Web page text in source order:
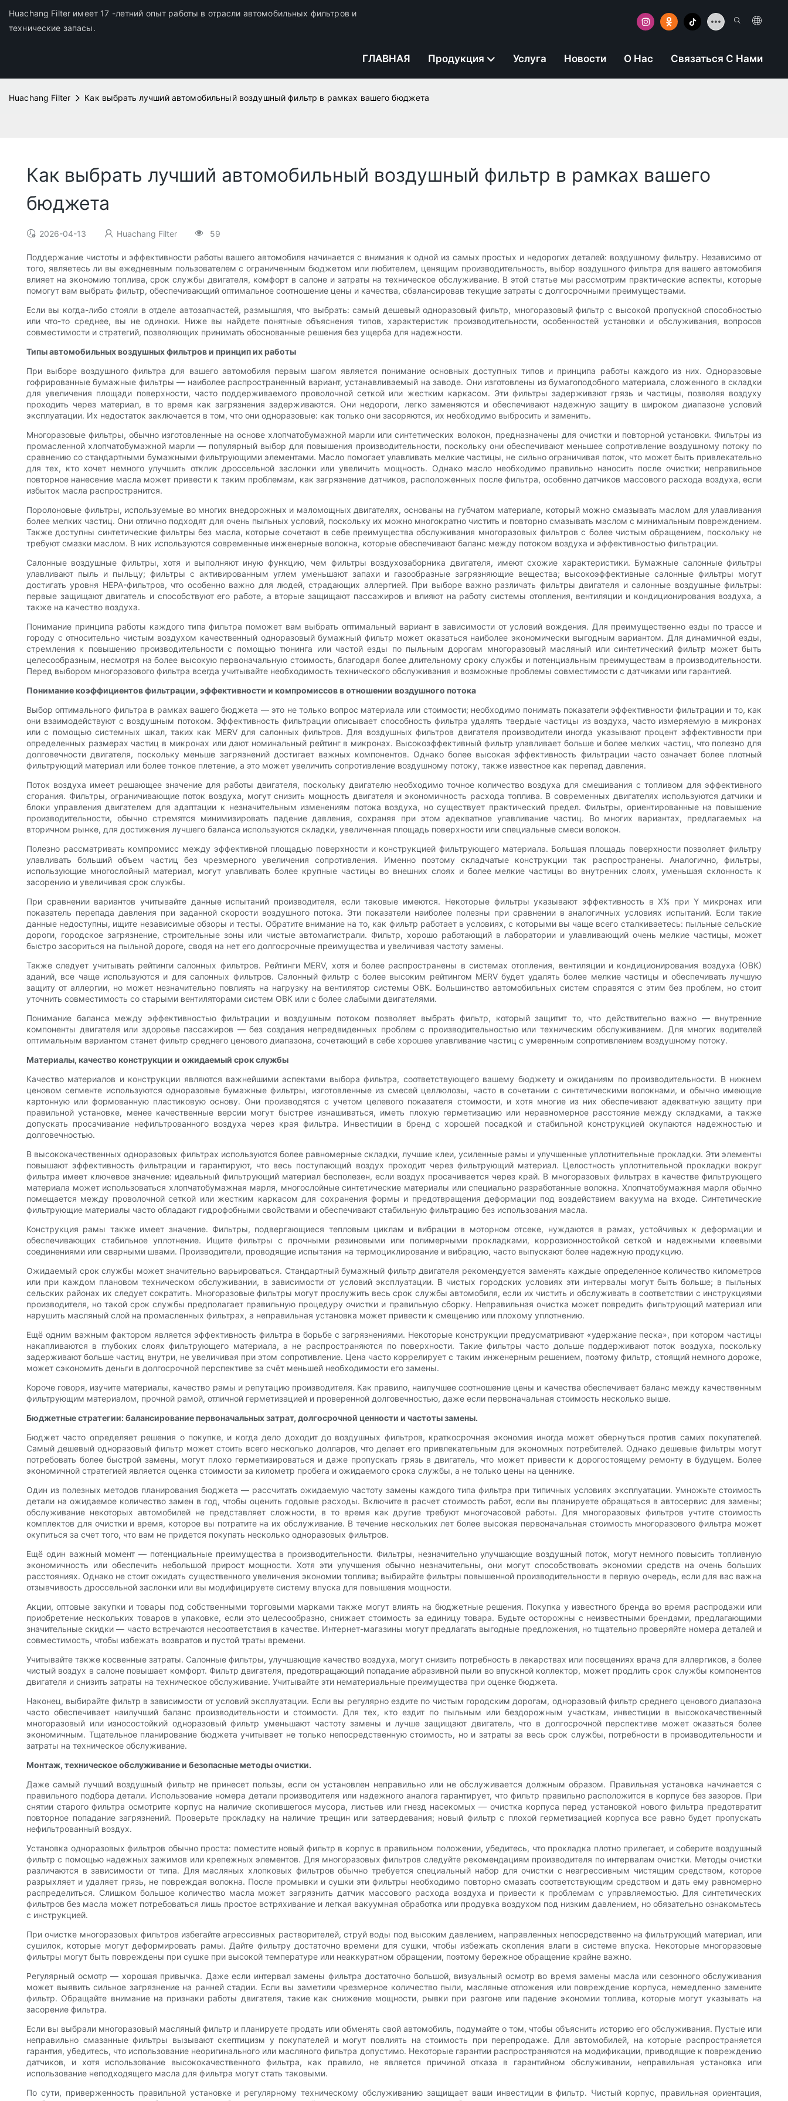
Huachang Filter имеет 17 -летний опыт работы в отрасли автомобильных фильтров и
технические запасы.
ГЛАВНАЯ Продукция Услуга Новости О Нас Связаться С Нами
Huachang Filter Как выбрать лучший автомобильный воздушный фильтр в рамках вашего бюджета
Как выбрать лучший автомобильный воздушный фильтр в рамках вашего
бюджета
2026-04-13 Huachang Filter 59
Поддержание чистоты и эффективности работы вашего автомобиля начинается с внимания к одной из самых простых и недорогих деталей: воздушному фильтру. Независимо от
того, являетесь ли вы ежедневным пользователем с ограниченным бюджетом или любителем, ценящим производительность, выбор воздушного фильтра для вашего автомобиля
влияет на экономию топлива, срок службы двигателя, комфорт в салоне и затраты на техническое обслуживание. В этой статье мы рассмотрим практические аспекты, которые
помогут вам выбрать фильтр, обеспечивающий оптимальное соотношение цены и качества, сбалансировав текущие затраты с долгосрочными преимуществами.
Если вы когда-либо стояли в отделе автозапчастей, размышляя, что выбрать: самый дешевый одноразовый фильтр, многоразовый фильтр с высокой пропускной способностью
или что-то среднее, вы не одиноки. Ниже вы найдете понятные объяснения типов, характеристик производительности, особенностей установки и обслуживания, вопросов
совместимости и стратегий, позволяющих принимать обоснованные решения без ущерба для надежности.
Типы автомобильных воздушных фильтров и принцип их работы
При выборе воздушного фильтра для вашего автомобиля первым шагом является понимание основных доступных типов и принципа работы каждого из них. Одноразовые
гофрированные бумажные фильтры — наиболее распространенный вариант, устанавливаемый на заводе. Они изготовлены из бумагоподобного материала, сложенного в складки
для увеличения площади поверхности, часто поддерживаемого проволочной сеткой или жестким каркасом. Эти фильтры задерживают грязь и частицы, позволяя воздуху
проходить через материал, в то время как загрязнения задерживаются. Они недороги, легко заменяются и обеспечивают надежную защиту в широком диапазоне условий
эксплуатации. Их недостаток заключается в том, что они одноразовые: как только они засоряются, их необходимо выбросить и заменить.
Многоразовые фильтры, обычно изготовленные на основе хлопчатобумажной марли или синтетических волокон, предназначены для очистки и повторной установки. Фильтры из
промасленной хлопчатобумажной марли — популярный выбор для повышения производительности, поскольку они обеспечивают меньшее сопротивление воздушному потоку по
сравнению со стандартными бумажными фильтрующими элементами. Масло помогает улавливать мелкие частицы, не сильно ограничивая поток, что может быть привлекательно
для тех, кто хочет немного улучшить отклик дроссельной заслонки или увеличить мощность. Однако масло необходимо правильно наносить после очистки; неправильное
повторное нанесение масла может привести к таким проблемам, как загрязнение датчиков, расположенных после фильтра, особенно датчиков массового расхода воздуха, если
избыток масла распространится.
Поролоновые фильтры, используемые во многих внедорожных и маломощных двигателях, основаны на губчатом материале, который можно смазывать маслом для улавливания
более мелких частиц. Они отлично подходят для очень пыльных условий, поскольку их можно многократно чистить и повторно смазывать маслом с минимальным повреждением.
Также доступны синтетические фильтры без масла, которые сочетают в себе преимущества обслуживания многоразовых фильтров с более чистым обращением, поскольку не
требуют смазки маслом. В них используются современные инженерные волокна, которые обеспечивают баланс между потоком воздуха и эффективностью фильтрации.
Салонные воздушные фильтры, хотя и выполняют иную функцию, чем фильтры воздухозаборника двигателя, имеют схожие характеристики. Бумажные салонные фильтры
улавливают пыль и пыльцу; фильтры с активированным углем уменьшают запахи и газообразные загрязняющие вещества; высокоэффективные салонные фильтры могут
достигать уровня HEPA-фильтров, что особенно важно для людей, страдающих аллергией. При выборе важно различать фильтры двигателя и салонные воздушные фильтры:
первые защищают двигатель и способствуют его работе, а вторые защищают пассажиров и влияют на работу системы отопления, вентиляции и кондиционирования воздуха, а
также на качество воздуха.
Понимание принципа работы каждого типа фильтра поможет вам выбрать оптимальный вариант в зависимости от условий вождения. Для преимущественно езды по трассе и
городу с относительно чистым воздухом качественный одноразовый бумажный фильтр может оказаться наиболее экономически выгодным вариантом. Для динамичной езды,
стремления к повышению производительности с помощью тюнинга или частой езды по пыльным дорогам многоразовый масляный или синтетический фильтр может быть
целесообразным, несмотря на более высокую первоначальную стоимость, благодаря более длительному сроку службы и потенциальным преимуществам в производительности.
Перед выбором многоразового фильтра всегда учитывайте необходимость технического обслуживания и возможные проблемы совместимости с датчиками или гарантией.
Понимание коэффициентов фильтрации, эффективности и компромиссов в отношении воздушного потока
Выбор оптимального фильтра в рамках вашего бюджета — это не только вопрос материала или стоимости; необходимо понимать показатели эффективности фильтрации и то, как
они взаимодействуют с воздушным потоком. Эффективность фильтрации описывает способность фильтра удалять твердые частицы из воздуха, часто измеряемую в микронах
или с помощью системных шкал, таких как MERV для салонных фильтров. Для воздушных фильтров двигателя производители иногда указывают процент эффективности при
определенных размерах частиц в микронах или дают номинальный рейтинг в микронах. Высокоэффективный фильтр улавливает больше и более мелких частиц, что полезно для
долговечности двигателя, поскольку меньше загрязнений достигает важных компонентов. Однако более высокая эффективность фильтрации часто означает более плотный
фильтрующий материал или более тонкое плетение, а это может увеличить сопротивление воздушному потоку, также известное как перепад давления.
Поток воздуха имеет решающее значение для работы двигателя, поскольку двигателю необходимо точное количество воздуха для смешивания с топливом для эффективного
сгорания. Фильтры, ограничивающие поток воздуха, могут снизить мощность двигателя и экономичность расхода топлива. В современных двигателях используются датчики и
блоки управления двигателем для адаптации к незначительным изменениям потока воздуха, но существует практический предел. Фильтры, ориентированные на повышение
производительности, обычно стремятся минимизировать падение давления, сохраняя при этом адекватное улавливание частиц. Во многих вариантах, предлагаемых на
вторичном рынке, для достижения лучшего баланса используются складки, увеличенная площадь поверхности или специальные смеси волокон.
Полезно рассматривать компромисс между эффективной площадью поверхности и конструкцией фильтрующего материала. Большая площадь поверхности позволяет фильтру
улавливать больший объем частиц без чрезмерного увеличения сопротивления. Именно поэтому складчатые конструкции так распространены. Аналогично, фильтры,
использующие многослойный материал, могут улавливать более крупные частицы во внешних слоях и более мелкие частицы во внутренних слоях, уменьшая склонность к
засорению и увеличивая срок службы.
При сравнении вариантов учитывайте данные испытаний производителя, если таковые имеются. Некоторые фильтры указывают эффективность в X% при Y микронах или
показатель перепада давления при заданной скорости воздушного потока. Эти показатели наиболее полезны при сравнении в аналогичных условиях испытаний. Если такие
данные недоступны, ищите независимые обзоры и тесты. Обратите внимание на то, как фильтр работает в условиях, с которыми вы чаще всего сталкиваетесь: пыльные сельские
дороги, городское загрязнение, строительные зоны или чистые автомагистрали. Фильтр, хорошо работающий в лаборатории и улавливающий очень мелкие частицы, может
быстро засориться на пыльной дороге, сводя на нет его долгосрочные преимущества и увеличивая частоту замены.
Также следует учитывать рейтинги салонных фильтров. Рейтинги MERV, хотя и более распространены в системах отопления, вентиляции и кондиционирования воздуха (ОВК)
зданий, все чаще используются и для салонных фильтров. Салонный фильтр с более высоким рейтингом MERV будет удалять более мелкие частицы и обеспечивать лучшую
защиту от аллергии, но может незначительно повлиять на нагрузку на вентилятор системы ОВК. Большинство автомобильных систем справятся с этим без проблем, но стоит
уточнить совместимость со старыми вентиляторами систем ОВК или с более слабыми двигателями.
Понимание баланса между эффективностью фильтрации и воздушным потоком позволяет выбрать фильтр, который защитит то, что действительно важно — внутренние
компоненты двигателя или здоровье пассажиров — без создания непредвиденных проблем с производительностью или техническим обслуживанием. Для многих водителей
оптимальным вариантом станет фильтр среднего ценового диапазона, сочетающий в себе хорошее улавливание частиц с умеренным сопротивлением воздушному потоку.
Материалы, качество конструкции и ожидаемый срок службы
Качество материалов и конструкции являются важнейшими аспектами выбора фильтра, соответствующего вашему бюджету и ожиданиям по производительности. В нижнем
ценовом сегменте используются одноразовые бумажные фильтры, изготовленные из смесей целлюлозы, часто в сочетании с синтетическими волокнами, и обычно имеющие
картонную или формованную пластиковую основу. Они производятся с учетом целевого показателя стоимости, и хотя многие из них обеспечивают адекватную защиту при
правильной установке, менее качественные версии могут быстрее изнашиваться, иметь плохую герметизацию или неравномерное расстояние между складками, а также
допускать просачивание нефильтрованного воздуха через края фильтра. Инвестиции в бренд с хорошей посадкой и стабильной конструкцией окупаются надежностью и
долговечностью.
В высококачественных одноразовых фильтрах используются более равномерные складки, лучшие клеи, усиленные рамы и улучшенные уплотнительные прокладки. Эти элементы
повышают эффективность фильтрации и гарантируют, что весь поступающий воздух проходит через фильтрующий материал. Целостность уплотнительной прокладки вокруг
фильтра имеет ключевое значение: идеальный фильтрующий материал бесполезен, если воздух просачивается через край. В многоразовых фильтрах в качестве фильтрующего
материала может использоваться хлопчатобумажная марля, многослойные синтетические материалы или специально разработанные волокна. Хлопчатобумажная марля обычно
помещается между проволочной сеткой или жестким каркасом для сохранения формы и предотвращения деформации под воздействием вакуума на входе. Синтетические
фильтрующие материалы часто обладают гидрофобными свойствами и обеспечивают стабильную фильтрацию без использования масла.
Конструкция рамы также имеет значение. Фильтры, подвергающиеся тепловым циклам и вибрации в моторном отсеке, нуждаются в рамах, устойчивых к деформации и
обеспечивающих стабильное уплотнение. Ищите фильтры с прочными резиновыми или полимерными прокладками, коррозионностойкой сеткой и надежными клеевыми
соединениями или сварными швами. Производители, проводящие испытания на термоциклирование и вибрацию, часто выпускают более надежную продукцию.
Ожидаемый срок службы может значительно варьироваться. Стандартный бумажный фильтр двигателя рекомендуется заменять каждые определенное количество километров
или при каждом плановом техническом обслуживании, в зависимости от условий эксплуатации. В чистых городских условиях эти интервалы могут быть больше; в пыльных
сельских районах их следует сократить. Многоразовые фильтры могут прослужить весь срок службы автомобиля, если их чистить и обслуживать в соответствии с инструкциями
производителя, но такой срок службы предполагает правильную процедуру очистки и правильную сборку. Неправильная очистка может повредить фильтрующий материал или
нарушить масляный слой на промасленных фильтрах, а неправильная установка может привести к смещению или плохому уплотнению.
Ещё одним важным фактором является эффективность фильтра в борьбе с загрязнениями. Некоторые конструкции предусматривают «удержание песка», при котором частицы
накапливаются в глубоких слоях фильтрующего материала, а не распространяются по поверхности. Такие фильтры часто дольше поддерживают поток воздуха, поскольку
задерживают больше частиц внутри, не увеличивая при этом сопротивление. Цена часто коррелирует с таким инженерным решением, поэтому фильтр, стоящий немного дороже,
может сэкономить деньги в долгосрочной перспективе за счёт меньшей необходимости его замены.
Короче говоря, изучите материалы, качество рамы и репутацию производителя. Как правило, наилучшее соотношение цены и качества обеспечивает баланс между качественным
фильтрующим материалом, прочной рамой, отличной герметизацией и проверенной долговечностью, даже если первоначальная стоимость несколько выше.
Бюджетные стратегии: балансирование первоначальных затрат, долгосрочной ценности и частоты замены.
Бюджет часто определяет решения о покупке, и когда дело доходит до воздушных фильтров, краткосрочная экономия иногда может обернуться против самих покупателей.
Самый дешевый одноразовый фильтр может стоить всего несколько долларов, что делает его привлекательным для экономных потребителей. Однако дешевые фильтры могут
потребовать более быстрой замены, могут плохо герметизироваться и даже пропускать грязь в двигатель, что может привести к дорогостоящему ремонту в будущем. Более
экономичной стратегией является оценка стоимости за километр пробега и ожидаемого срока службы, а не только цены на ценнике.
Один из полезных методов планирования бюджета — рассчитать ожидаемую частоту замены каждого типа фильтра при типичных условиях эксплуатации. Умножьте стоимость
детали на ожидаемое количество замен в год, чтобы оценить годовые расходы. Включите в расчет стоимость работ, если вы планируете обращаться в автосервис для замены;
обслуживание некоторых автомобилей не представляет сложности, в то время как другие требуют многочасовой работы. Для многоразовых фильтров учтите стоимость
комплектов для очистки и время, которое вы потратите на их обслуживание. В течение нескольких лет более высокая первоначальная стоимость многоразового фильтра может
окупиться за счет того, что вам не придется покупать несколько одноразовых фильтров.
Ещё один важный момент — потенциальные преимущества в производительности. Фильтры, незначительно улучшающие воздушный поток, могут немного повысить топливную
экономичность или обеспечить небольшой прирост мощности. Хотя эти улучшения обычно незначительны, они могут способствовать экономии средств на очень больших
расстояниях. Однако не стоит ожидать существенного увеличения экономии топлива; выбирайте фильтры повышенной производительности в первую очередь, если для вас важна
отзывчивость дроссельной заслонки или вы модифицируете систему впуска для повышения мощности.
Акции, оптовые закупки и товары под собственными торговыми марками также могут влиять на бюджетные решения. Покупка у известного бренда во время распродажи или
приобретение нескольких товаров в упаковке, если это целесообразно, снижает стоимость за единицу товара. Будьте осторожны с неизвестными брендами, предлагающими
значительные скидки — часто встречаются несоответствия в качестве. Интернет-магазины могут предлагать выгодные предложения, но тщательно проверяйте номера деталей и
совместимость, чтобы избежать возвратов и пустой траты времени.
Учитывайте также косвенные затраты. Салонные фильтры, улучшающие качество воздуха, могут снизить потребность в лекарствах или посещениях врача для аллергиков, а более
чистый воздух в салоне повышает комфорт. Фильтр двигателя, предотвращающий попадание абразивной пыли во впускной коллектор, может продлить срок службы компонентов
двигателя и снизить затраты на техническое обслуживание. Учитывайте эти нематериальные преимущества при оценке бюджета.
Наконец, выбирайте фильтр в зависимости от условий эксплуатации. Если вы регулярно ездите по чистым городским дорогам, одноразовый фильтр среднего ценового диапазона
часто обеспечивает наилучший баланс производительности и стоимости. Для тех, кто ездит по пыльным или бездорожным участкам, инвестиции в высококачественный
многоразовый или износостойкий одноразовый фильтр уменьшают частоту замены и лучше защищают двигатель, что в долгосрочной перспективе может оказаться более
экономичным. Тщательное планирование бюджета учитывает не только непосредственную стоимость, но и затраты за весь срок службы, потребности в производительности и
затраты на техническое обслуживание.
Монтаж, техническое обслуживание и безопасные методы очистки.
Даже самый лучший воздушный фильтр не принесет пользы, если он установлен неправильно или не обслуживается должным образом. Правильная установка начинается с
правильного подбора детали. Использование номера детали производителя или надежного аналога гарантирует, что фильтр правильно расположится в корпусе без зазоров. При
снятии старого фильтра осмотрите корпус на наличие скопившегося мусора, листьев или гнезд насекомых — очистка корпуса перед установкой нового фильтра предотвратит
повторное попадание загрязнений. Проверьте прокладку на наличие трещин или затвердевания; новый фильтр с плохой герметизацией корпуса все равно будет пропускать
нефильтрованный воздух.
Установка одноразовых фильтров обычно проста: поместите новый фильтр в корпус в правильном положении, убедитесь, что прокладка плотно прилегает, и соберите воздушный
фильтр с помощью надежных зажимов или крепежных элементов. Для многоразовых фильтров следуйте рекомендациям производителя по интервалам очистки. Методы очистки
различаются в зависимости от типа. Для масляных хлопковых фильтров обычно требуется специальный набор для очистки с неагрессивным чистящим средством, которое
разрыхляет и удаляет грязь, не повреждая волокна. После промывки и сушки эти фильтры необходимо повторно смазать соответствующим средством и дать ему равномерно
распределиться. Слишком большое количество масла может загрязнить датчик массового расхода воздуха и привести к проблемам с управляемостью. Для синтетических
фильтров без масла может потребоваться лишь простое встряхивание и легкая вакуумная обработка или продувка воздухом под низким давлением, но обязательно ознакомьтесь
с инструкцией.
При очистке многоразовых фильтров избегайте агрессивных растворителей, струй воды под высоким давлением, направленных непосредственно на фильтрующий материал, или
сушилок, которые могут деформировать рамы. Дайте фильтру достаточно времени для сушки, чтобы избежать скопления влаги в системе впуска. Некоторые многоразовые
фильтры могут быть повреждены при сушке при высокой температуре или неаккуратном обращении, поэтому бережное обращение крайне важно.
Регулярный осмотр — хорошая привычка. Даже если интервал замены фильтра достаточно большой, визуальный осмотр во время замены масла или сезонного обслуживания
может выявить сильное загрязнение на ранней стадии. Если вы заметили чрезмерное количество пыли, масляные отложения или повреждение корпуса, немедленно замените
фильтр. Обращайте внимание на признаки работы двигателя, такие как снижение мощности, рывки при разгоне или падение экономии топлива, которые могут указывать на
засорение фильтра.
Если вы выбрали многоразовый масляный фильтр и планируете продать или обменять свой автомобиль, подумайте о том, чтобы объяснить историю его обслуживания. Пустые или
неправильно смазанные фильтры вызывают скептицизм у покупателей и могут повлиять на стоимость при перепродаже. Для автомобилей, на которые распространяется
гарантия, убедитесь, что использование неоригинального или масляного фильтра допустимо. Некоторые гарантии распространяются на модификации, приводящие к повреждению
датчиков, и хотя использование высококачественного фильтра, как правило, не является причиной отказа в гарантийном обслуживании, неправильная установка или
использование неподходящего масла для фильтра могут стать таковыми.
По сути, приверженность правильной установке и регулярному техническому обслуживанию защищает ваши инвестиции в фильтр. Чистый корпус, правильная ориентация,